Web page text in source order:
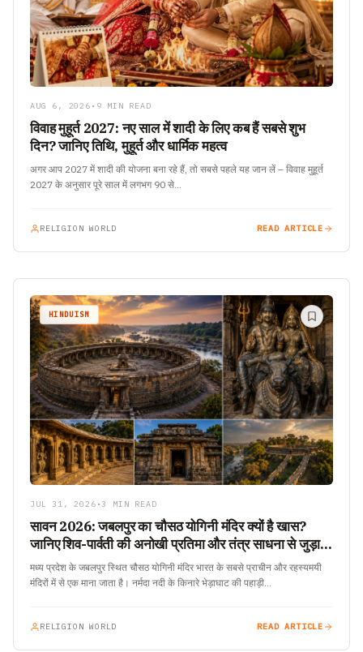
AUG 6, 2026 • 9 MIN READ
विवाह मुहूर्त 2027: नए साल में शादी के लिए कब हैं सबसे शुभ
दिन? जानिए तिथि, मुहूर्त और धार्मिक महत्व
अगर आप 2027 में शादी की योजना बना रहे हैं, तो सबसे पहले यह जान लें – विवाह मुहूर्त
2027 के अनुसार पूरे साल में लगभग 90 से…
RELIGION WORLD READ ARTICLE
HINDUISM
JUL 31, 2026 • 3 MIN READ
सावन 2026: जबलपुर का चौसठ योगिनी मंदिर क्यों है खास?
जानिए शिव-पार्वती की अनोखी प्रतिमा और तंत्र साधना से जुड़ा
इतिहास
मध्य प्रदेश के जबलपुर स्थित चौसठ योगिनी मंदिर भारत के सबसे प्राचीन और रहस्यमयी
मंदिरों में से एक माना जाता है। नर्मदा नदी के किनारे भेड़ाघाट की पहाड़ी…
RELIGION WORLD READ ARTICLE